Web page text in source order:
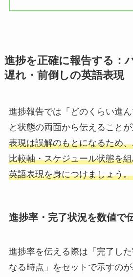
進捗を正確に報告する：
遅れ・前倒しの英語表現
進捗報告では「どのくらい進
と状態の両面から伝えることが
表現は誤解のもとになるため
比較軸・スケジュール状態を
英語表現を身につけましょう。
進捗率・完了状況を数値で
進捗率を伝える際は「完了し
なる時点」をセットで示すの